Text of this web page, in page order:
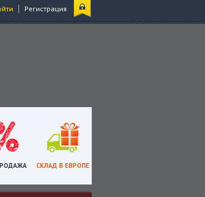
| Регистрация
СКЛАД В ЕВРОПЕ